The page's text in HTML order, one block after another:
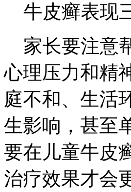
牛皮癣表现
家长要注意
心理压力和精
庭不和、生活
生影响，甚至
要在儿童牛皮
治疗效果才会